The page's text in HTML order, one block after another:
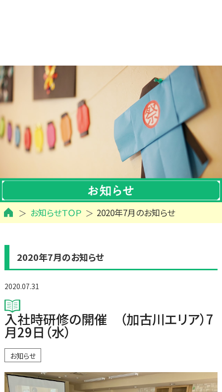
お知らせＴＯＰ 2020年7月のお知らせ
2020年7月のお知らせ
2020.07.31
入社時研修の開催 （加古川エリア）7
月29日（水）
お知らせ